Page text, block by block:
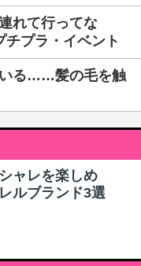
れて行ってな
プラ・イベント
いる……髪の毛を触
ャレを楽しめ
ルブランド3選